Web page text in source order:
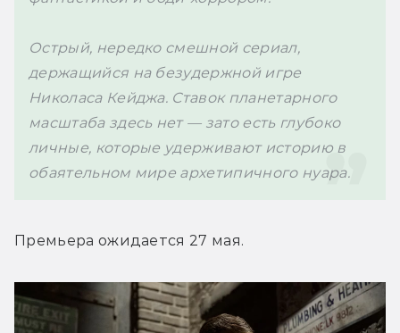
Острый, нередко смешной сериал,
держащийся на безудержной игре
Николаса Кейджа. Ставок планетарного
масштаба здесь нет — зато есть глубоко
личные, которые удерживают историю в
обаятельном мире архетипичного нуара.
Премьера ожидается 27 мая.